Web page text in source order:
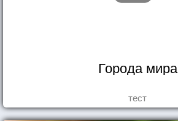
Города мира
тест